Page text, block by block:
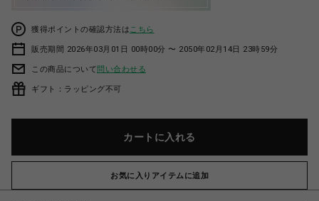
獲得ポイントの確認方法は こちら
販売期間 2026年03月01日 00時00分 〜 2050年02月14日 23時59分
この商品について問い合わせる
ギフト：ラッピング不可
カートに入れる
お気に入りアイテムに追加